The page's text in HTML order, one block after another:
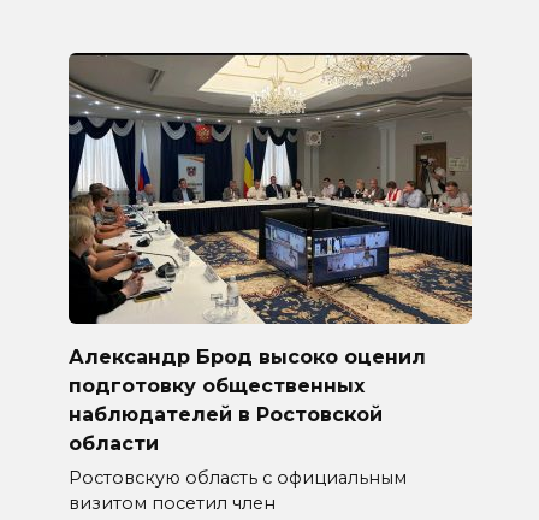
Александр Брод высоко оценил
подготовку общественных
наблюдателей в Ростовской
области
Ростовскую область с официальным
визитом посетил член